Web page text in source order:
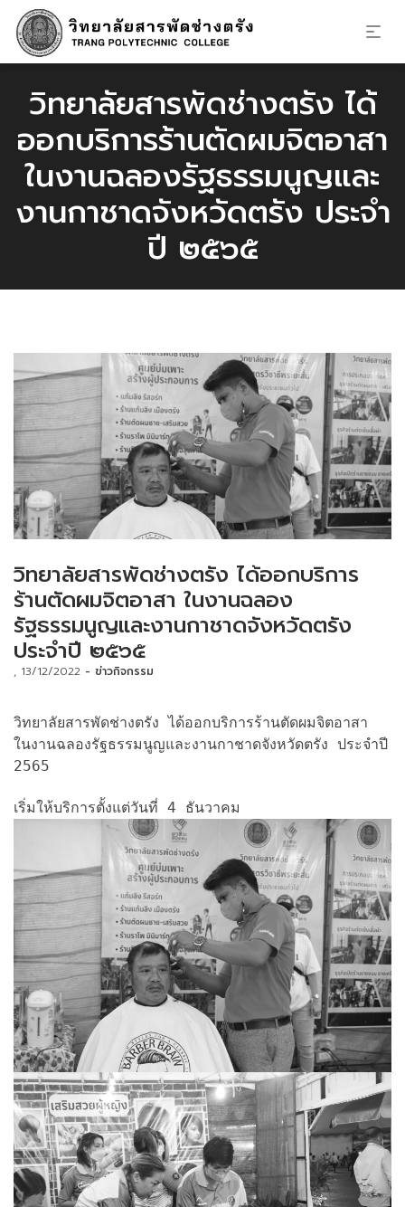
วิทยาลัยสารพัดช่างตรัง ได้
ออกบริการร้านตัดผมจิตอาสา
ในงานฉลองรัฐธรรมนูญและ
งานกาชาดจังหวัดตรัง ประจำ
ปี ๒๕๖๕
วิทยาลัยสารพัดช่างตรัง ได้ออกบริการ
ร้านตัดผมจิตอาสา ในงานฉลอง
รัฐธรรมนูญและงานกาชาดจังหวัดตรัง
ประจำปี ๒๕๖๕
13/12/2022 ข่าวกิจกรรม
วิทยาลัยสารพัดช่างตรัง ได้ออกบริการร้านตัดผมจิตอาสา
ในงานฉลองรัฐธรรมนูญและงานกาชาดจังหวัดตรัง ประจำปี
2565
เริ่มให้บริการตั้งแต่วันที่ 4 ธันวาคม